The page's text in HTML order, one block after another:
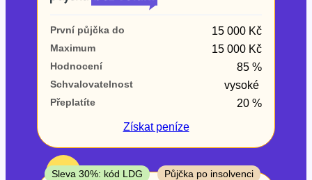
ne
Po insolvenci
ano
V hotovosti
ano
První půjčka do 15 000 Kč
Maximum 15 000 Kč
Hodnocení 85 %
Schvalovatelnost vysoké
Přeplatíte
20 %
Získatpeníze
TOP
Sleva 30%: kód LDG Půjčka po insolvenci